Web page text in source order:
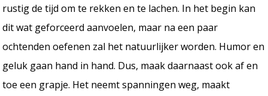
rustig de tijd om te rekken en te lachen. In het begin kan
dit wat geforceerd aanvoelen, maar na een paar
ochtenden oefenen zal het natuurlijker worden. Humor en
geluk gaan hand in hand. Dus, maak daarnaast ook af en
toe een grapje. Het neemt spanningen weg, maakt